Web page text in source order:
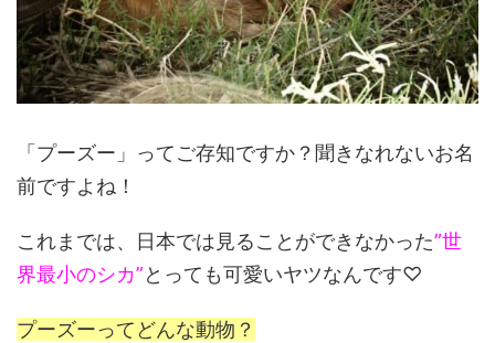
「プーズー」ってご存知ですか？聞きなれないお名
前ですよね！
これまでは、日本では見ることができなかった”世
界最小のシカ”とっても可愛いヤツなんです♡
プーズーってどんな動物？